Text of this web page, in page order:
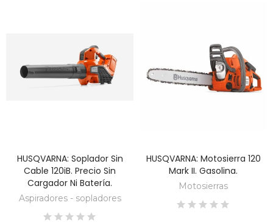
DESCUBRE
HUSQVARNA: Soplador Sin
Cable 120iB. Precio Sin
Cargador Ni Batería.
Aspiradores - sopladores
DESCUBRE
HUSQVARNA: Motosierra 120
Mark II. Gasolina.
Motosierras